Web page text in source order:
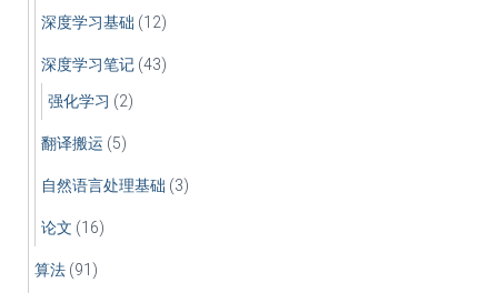
深度学习基础 (12)
深度学习笔记 (43)
强化学习 (2)
翻译搬运 (5)
自然语言处理基础 (3)
论文 (16)
算法 (91)